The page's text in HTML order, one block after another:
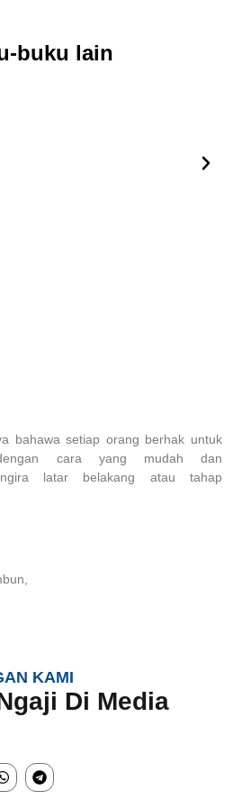
buku lain
bahawa setiap orang berhak untuk
cara yang mudah dan
latar belakang atau tahap
KAMI
Di Media